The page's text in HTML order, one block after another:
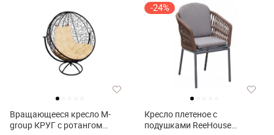
Вращающееся кресло M-
group КРУГ с ротангом
-24%
Кресло плетеное с
подушками ReeHouse